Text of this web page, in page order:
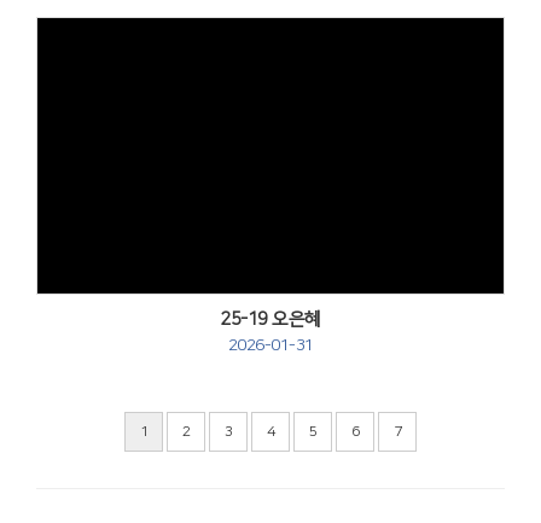
25-19 오은혜
2026-01-31
1 2 3 4 5 6 7